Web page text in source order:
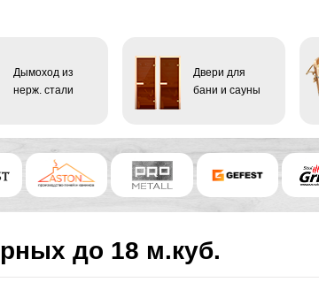
Дымоход из
нерж. стали
Двери для
бани и сауны
до 18 м.куб.